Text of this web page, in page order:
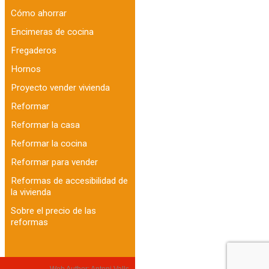
Cómo ahorrar
Encimeras de cocina
Fregaderos
Hornos
Proyecto vender vivienda
Reformar
Reformar la casa
Reformar la cocina
Reformar para vender
Reformas de accesibilidad de
la vivienda
Sobre el precio de las
reformas